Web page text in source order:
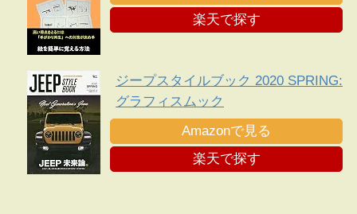
楽天で探す
ジープスタイルブック 2020 SPRING:
グラフィスムック
Amazonで見る
楽天で探す